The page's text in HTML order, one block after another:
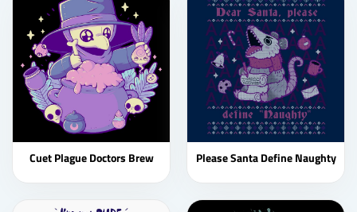
Cuet Plague Doctors Brew Please Santa Define Naughty